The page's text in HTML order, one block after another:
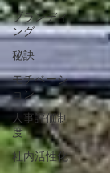
ブランディ
ング
秘訣
モチベーシ
ョン
人事評価制
度
社内活性化